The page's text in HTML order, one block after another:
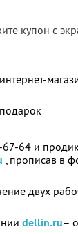
купон с
64 и
, прописав в
двух
dellin.ru–